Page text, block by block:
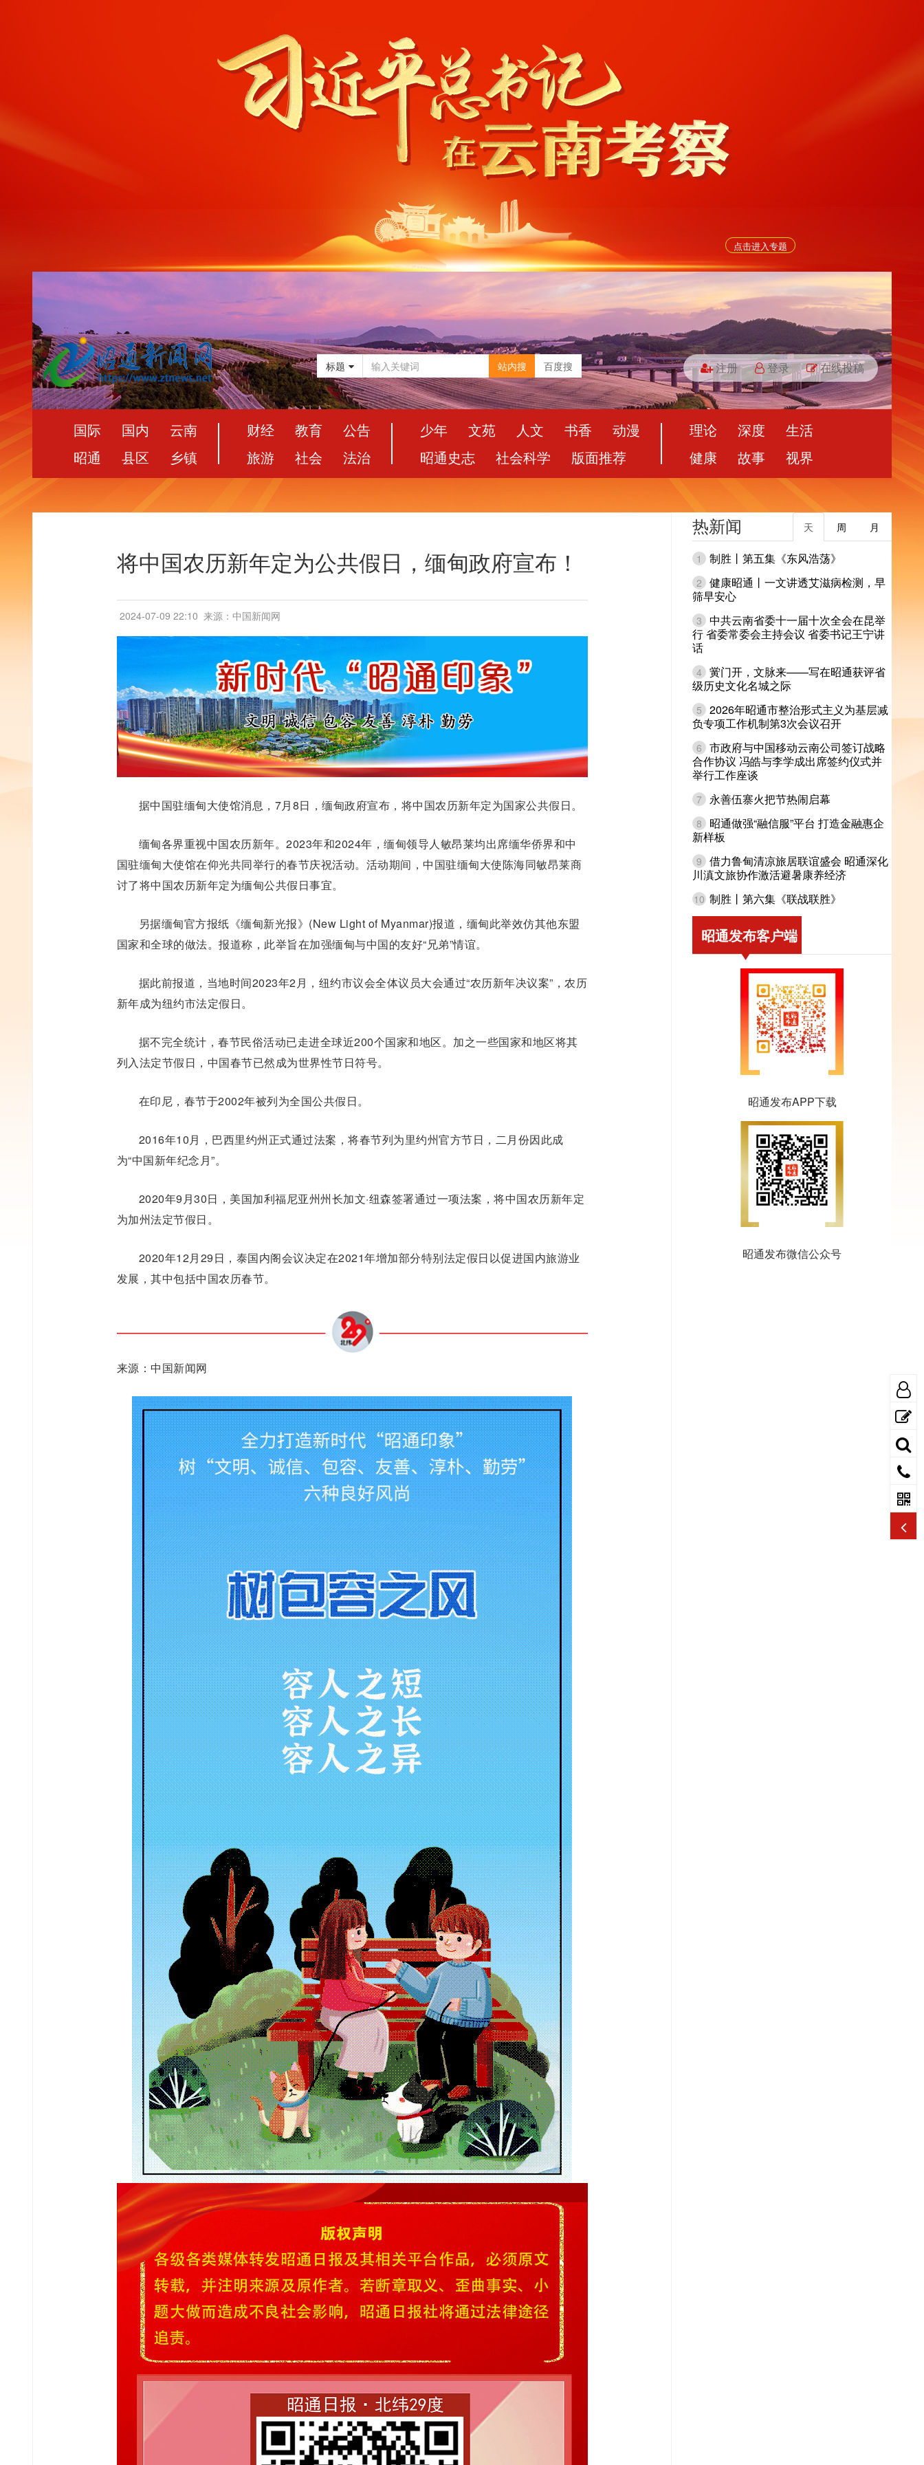
点击进入专题
标题 站内搜 百度搜 注册 登录 在线投稿
国际 国内
云南
昭通
县区 乡镇
财经 教育
公告
旅游
社会 法治
少年 文苑 人文 书香
动漫
昭通史志
社会科学 版面推荐
理论 深度
生活
健康
故事 视界
将中国农历新年定为公共假日，缅甸政府宣布！
2024-07-09 22:10 来源：中国新闻网
据中国驻缅甸大使馆消息，7月8日，缅甸政府宣布，将中国农历新年定为国家公共假日。
缅甸各界重视中国农历新年。2023年和2024年，缅甸领导人敏昂莱均出席缅华侨界和中
国驻缅甸大使馆在仰光共同举行的春节庆祝活动。活动期间，中国驻缅甸大使陈海同敏昂莱商
讨了将中国农历新年定为缅甸公共假日事宜。
另据缅甸官方报纸《缅甸新光报》(New Light of Myanmar)报道，缅甸此举效仿其他东盟
国家和全球的做法。报道称，此举旨在加强缅甸与中国的友好“兄弟”情谊。
据此前报道，当地时间2023年2月，纽约市议会全体议员大会通过“农历新年决议案”，农历
新年成为纽约市法定假日。
据不完全统计，春节民俗活动已走进全球近200个国家和地区。加之一些国家和地区将其
列入法定节假日，中国春节已然成为世界性节日符号。
在印尼，春节于2002年被列为全国公共假日。
2016年10月，巴西里约州正式通过法案，将春节列为里约州官方节日，二月份因此成
为“中国新年纪念月”。
2020年9月30日，美国加利福尼亚州州长加文·纽森签署通过一项法案，将中国农历新年定
为加州法定节假日。
2020年12月29日，泰国内阁会议决定在2021年增加部分特别法定假日以促进国内旅游业
发展，其中包括中国农历春节。
来源：中国新闻网
热新闻 月
周
天
1 制胜丨第五集《东风浩荡》
2 健康昭通丨一文讲透艾滋病检测，早
筛早安心
3 中共云南省委十一届十次全会在昆举
行 省委常委会主持会议 省委书记王宁讲
话
4 黉门开，文脉来——写在昭通获评省
级历史文化名城之际
5 2026年昭通市整治形式主义为基层减
负专项工作机制第3次会议召开
6 市政府与中国移动云南公司签订战略
合作协议 冯皓与李学成出席签约仪式并
举行工作座谈
7 永善伍寨火把节热闹启幕
8
昭通做强“融信服”平台 打造金融惠企
新样板
9 借力鲁甸清凉旅居联谊盛会 昭通深化
川滇文旅协作激活避暑康养经济
10 制胜丨第六集《联战联胜》
昭通发布客户端
昭通发布APP下载
昭通发布微信公众号